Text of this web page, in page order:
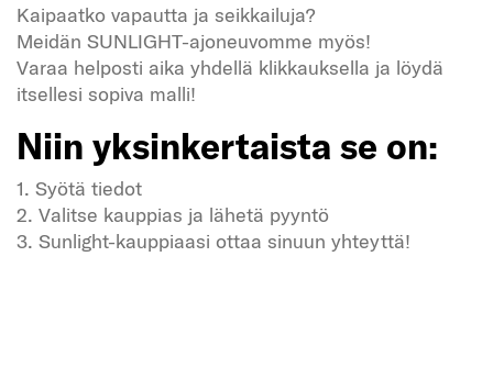
Kaipaatko vapautta ja seikkailuja?
Meidän SUNLIGHT-ajoneuvomme myös!
Varaa helposti aika yhdellä klikkauksella ja löydä
itsellesi sopiva malli!
Niin yksinkertaista se on:
1. Syötä tiedot
2. Valitse kauppias ja lähetä pyyntö
3. Sunlight-kauppiaasi ottaa sinuun yhteyttä!